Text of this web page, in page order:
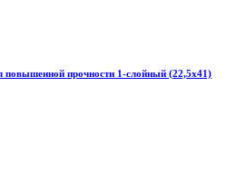
прочности 1-слойный (22,5х41)